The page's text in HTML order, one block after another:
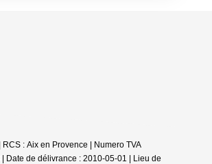
: Aix en Provence | Numero TVA
Date de délivrance : 2010-05-01 | Lieu de